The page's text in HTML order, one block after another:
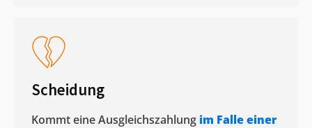
Scheidung
Kommt eine Ausgleichszahlung im Falle einer